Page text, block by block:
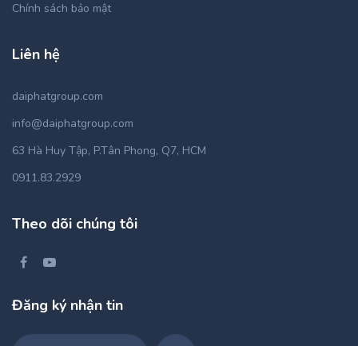
Chính sách bảo mật
Liên hệ
daiphatgroup.com
info@daiphatgroup.com
63 Hà Huy Tập, P.Tân Phong, Q7, HCM
0911.83.2929
Theo dõi chúng tôi
Đăng ký nhận tin